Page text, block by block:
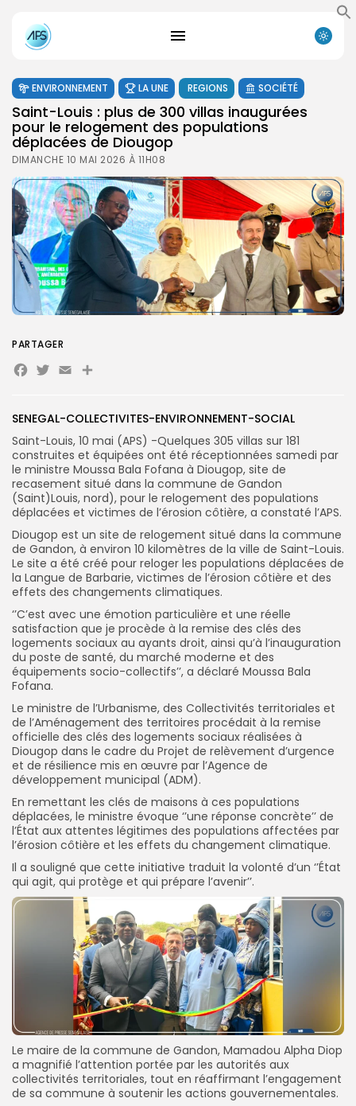
Search
Search
Button
FR
ENVIRONNEMENT LA UNE REGIONS SOCIÉTÉ
Saint-Louis : plus de 300 villas inaugurées
pour le relogement des populations
déplacées de Diougop
DIMANCHE 10 MAI 2026 À 11H08
SENEGAL-COLLECTIVITES-ENVIRONNEMENT-SOCIAL
Saint-Louis, 10 mai (APS) -Quelques 305 villas sur 181
construites et équipées ont été réceptionnées samedi par
le ministre Moussa Bala Fofana à Diougop, site de
recasement situé dans la commune de Gandon
(Saint)Louis, nord), pour le relogement des populations
déplacées et victimes de l’érosion côtière, a constaté l’APS.
Diougop est un site de relogement situé dans la commune
de Gandon, à environ 10 kilomètres de la ville de Saint-Louis.
Le site a été créé pour reloger les populations déplacées de
la Langue de Barbarie, victimes de l’érosion côtière et des
effets des changements climatiques.
‘’C’est avec une émotion particulière et une réelle
satisfaction que je procède à la remise des clés des
logements sociaux au ayants droit, ainsi qu’à l’inauguration
du poste de santé, du marché moderne et des
équipements socio-collectifs’’, a déclaré Moussa Bala
Fofana.
Le ministre de l’Urbanisme, des Collectivités territoriales et
de l’Aménagement des territoires procédait à la remise
officielle des clés des logements sociaux réalisées à
Diougop dans le cadre du Projet de relèvement d’urgence
et de résilience mis en œuvre par l’Agence de
développement municipal (ADM).
En remettant les clés de maisons à ces populations
déplacées, le ministre évoque ‘’une réponse concrète’’ de
l’État aux attentes légitimes des populations affectées par
l’érosion côtière et les effets du changement climatique.
Il a souligné que cette initiative traduit la volonté d’un ‘’État
qui agit, qui protège et qui prépare l’avenir’’.
Le maire de la commune de Gandon, Mamadou Alpha Diop
a magnifié l’attention portée par les autorités aux
collectivités territoriales, tout en réaffirmant l’engagement
de sa commune à soutenir les actions gouvernementales.
PARTAGER
Facebook
Twitter
EmailPartager